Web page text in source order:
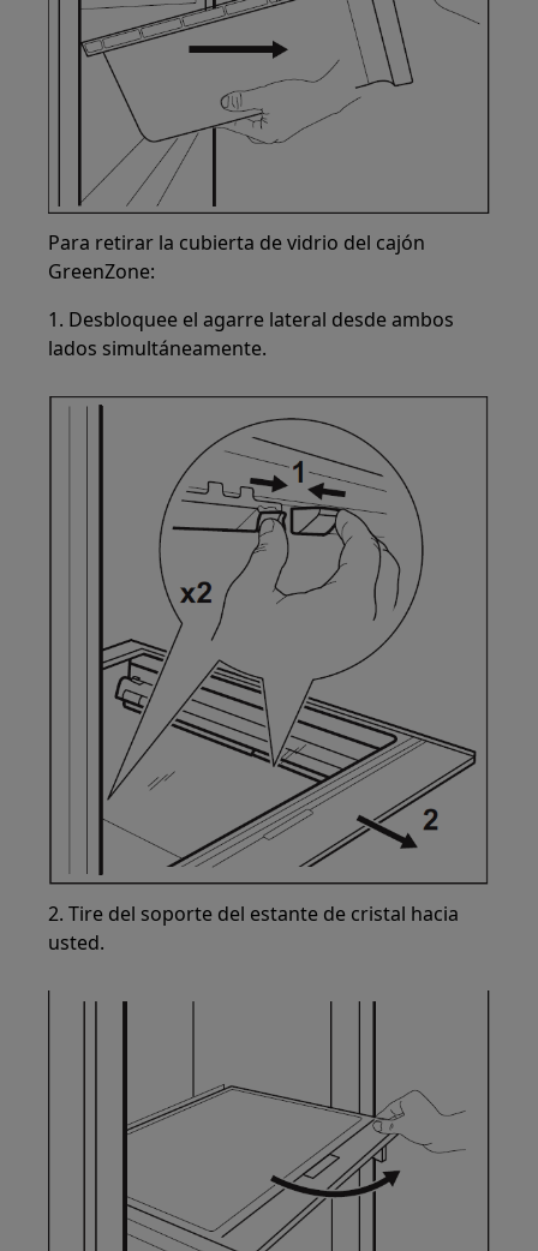
Para retirar la cubierta de vidrio del cajón
GreenZone:
1. Desbloquee el agarre lateral desde ambos
lados simultáneamente.
2. Tire del soporte del estante de cristal hacia
usted.